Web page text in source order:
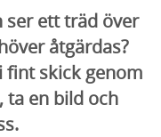
ser ett träd över
åtgärdas?
fint skick genom
ta en bild och